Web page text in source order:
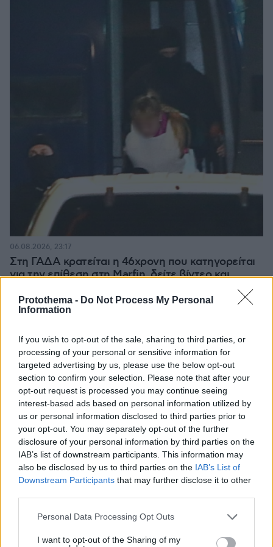
Protothema - Do Not Process My Personal
Information
If you wish to opt-out of the sale, sharing to third parties, or
processing of your personal or sensitive information for
targeted advertising by us, please use the below opt-out
section to confirm your selection. Please note that after your
opt-out request is processed you may continue seeing
interest-based ads based on personal information utilized by
us or personal information disclosed to third parties prior to
your opt-out. You may separately opt-out of the further
disclosure of your personal information by third parties on the
IAB’s list of downstream participants. This information may
also be disclosed by us to third parties on the IAB’s List of
Downstream Participants that may further disclose it to other
Please note that this website/app uses one or more Google
not limited to your visit or usage behaviour. You may click to
Personal Data Processing Opt Outs
I want to opt-out of the Sharing of my
Στη ΓΑΔΑ κρατείται η 46χρονη που κατηγορείται
για την επίθεση στη Marfin, δείτε βίντεο και
06.08.2026, 23:17